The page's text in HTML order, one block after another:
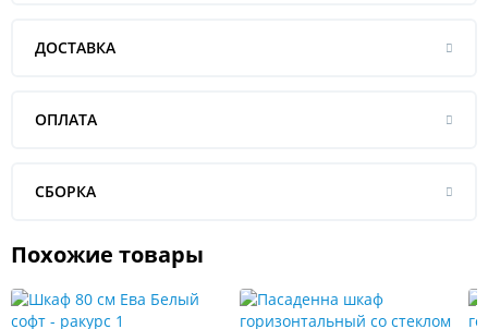
ДОСТАВКА
ОПЛАТА
СБОРКА
Похожие товары